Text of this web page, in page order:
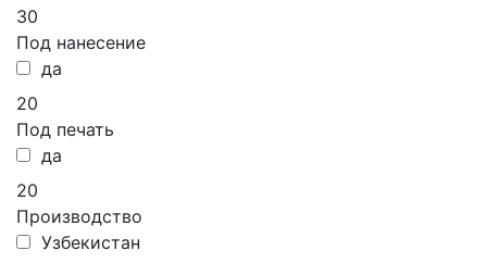
30
Под нанесение
да
20
Под печать
да
20
Производство
Узбекистан